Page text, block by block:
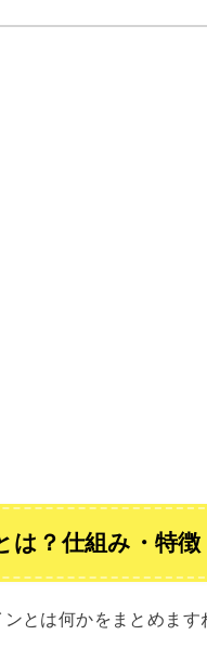
は？仕組み・特徴
とは何かをまとめます